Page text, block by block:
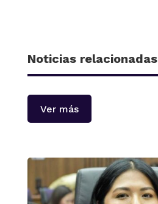
Noticias relacionadas
Ver más